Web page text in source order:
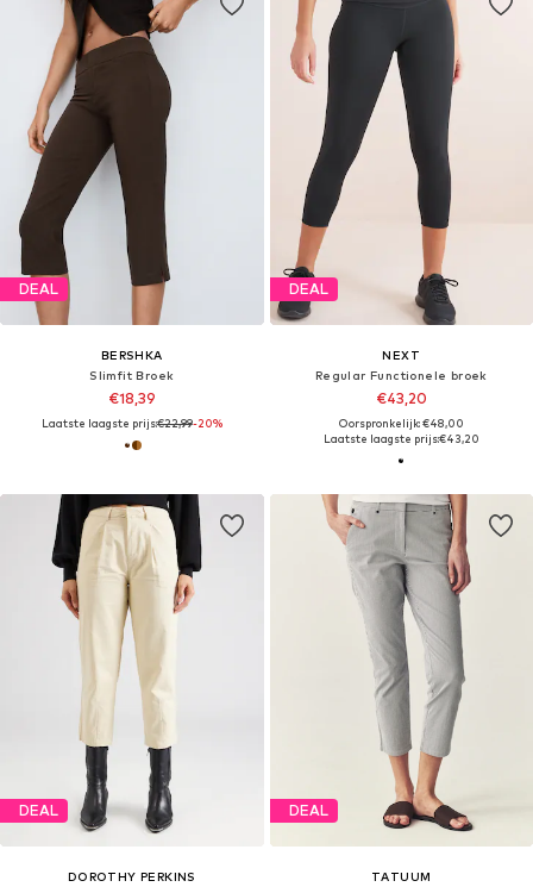
DEAL
BERSHKA
Slimfit Broek
€18,39
Laatste laagste prijs:€22,99-20%
DEAL
NEXT
Regular Functionele broek
€43,20
Oorspronkelijk: €48,00
Laatste laagste prijs:€43,20
DEAL
DOROTHY PERKINS
DEAL
TATUUM